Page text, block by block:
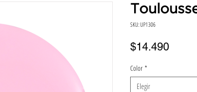
SKU: UP1306
$14.490Precio
Color *
Elegir